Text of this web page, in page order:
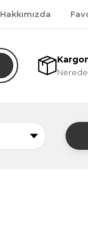
Hakkımızda